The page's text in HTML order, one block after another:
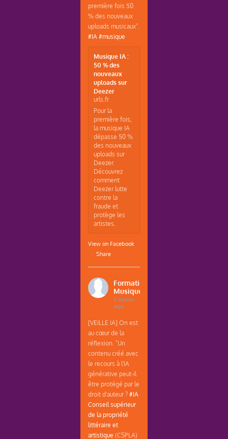
première fois 50
% des nouveaux
uploads musicaux".
#IA #musique
Musique IA :
50 % des
nouveaux
uploads sur
Deezer
urls.fr
Pour la
première fois,
la musique IA
dépasse 50 %
des nouveaux
uploads sur
Deezer.
Découvrez
comment
Deezer lutte
contre la
fraude et
protège les
artistes.
View on Facebook
·
Share
Formations
Musique
3 weeks
ago
[VEILLE IA] On est
au cœur de la
réflexion. "Un
contenu créé avec
le recours à l'IA
générative peut-il
être protégé par le
droit d'auteur ?#IA
Conseil supérieur
de la propriété
littéraire et
artistique (CSPLA)